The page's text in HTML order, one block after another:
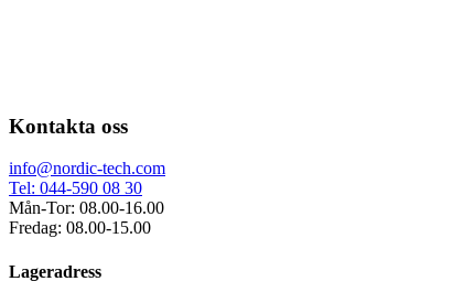
Kontakta oss
info@nordic-tech.com
Tel: 044-590 08 30
Mån-Tor: 08.00-16.00
Fredag: 08.00-15.00
Lageradress